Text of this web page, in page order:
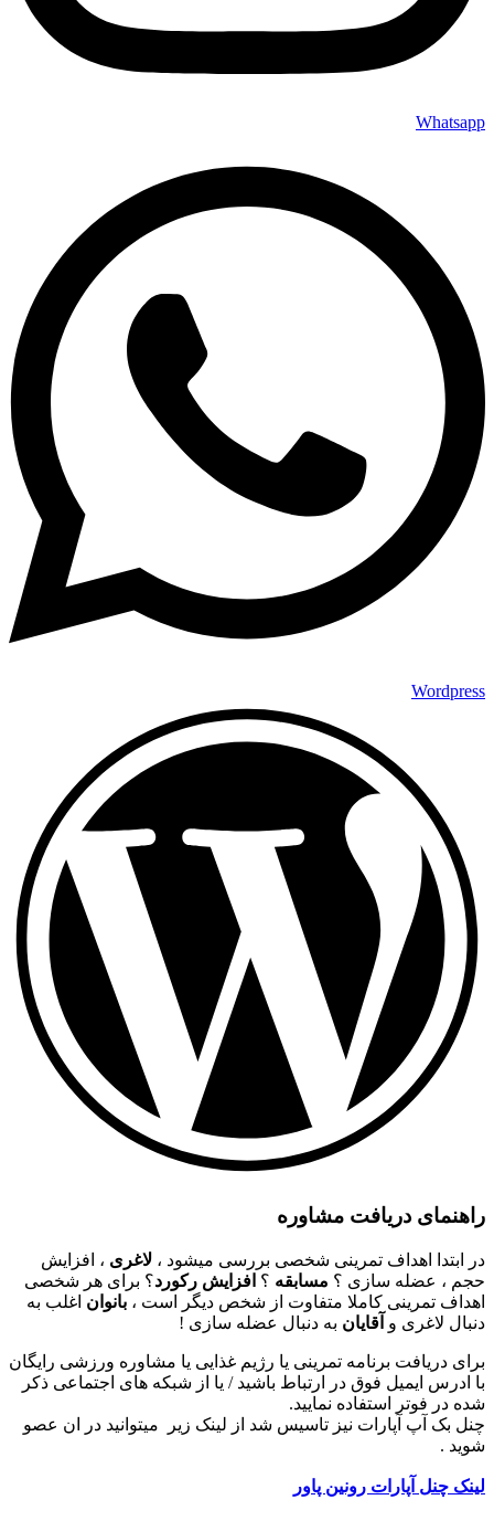
Whatsapp
Wordpress
راهنمای دریافت مشاوره
در ابتدا اهداف تمرینی شخصی بررسی میشود ، لاغری ، افزایش
حجم ، عضله سازی ؟ مسابقه ؟ افزایش رکورد؟ برای هر شخصی
اهداف تمرینی کاملا متفاوت از شخص دیگر است ، بانوان اغلب به
دنبال لاغری و آقایان به دنبال عضله سازی !
برای دریافت برنامه تمرینی یا رژیم غذایی یا مشاوره ورزشی رایگان
با ادرس ایمیل فوق در ارتباط باشید / یا از شبکه های اجتماعی ذکر
شده در فوتر استفاده نمایید.
چنل بک آپ آپارات نیز تاسیس شد از لینک زیر میتوانید در ان عصو
شوید .
لینک چنل آپارات رونین پاور